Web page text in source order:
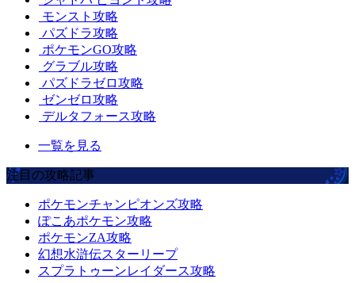
モンスト攻略
パズドラ攻略
ポケモンGO攻略
グラブル攻略
パズドラゼロ攻略
ゼンゼロ攻略
デルタフォース攻略
一覧を見る
注目の攻略記事
ポケモンチャンピオンズ攻略
ぽこあポケモン攻略
ポケモンZA攻略
幻想水滸伝スターリープ
スプラトゥーンレイダース攻略